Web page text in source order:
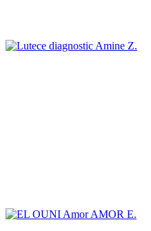
Amine Z.
AMOR E.